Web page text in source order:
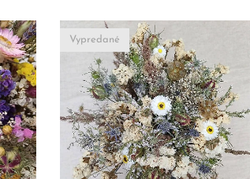
Vypredané